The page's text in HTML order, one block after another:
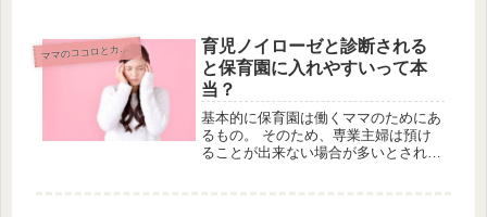
の抜け毛を減少させる正しいシャンプ
ーのやり方をご紹介いたします！抜け
毛が...
マ
マのココロとカラダ
育児ノイローゼと診断される
と保育園に入れやすいって本
当？
基本的に保育園は働くママのためにあ
るもの。 そのため、専業主婦は預け
ることが出来ない場合が多いとされて